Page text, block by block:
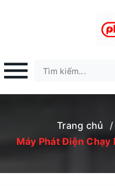
Trang chủ /
Máy Phát Điện Chạy